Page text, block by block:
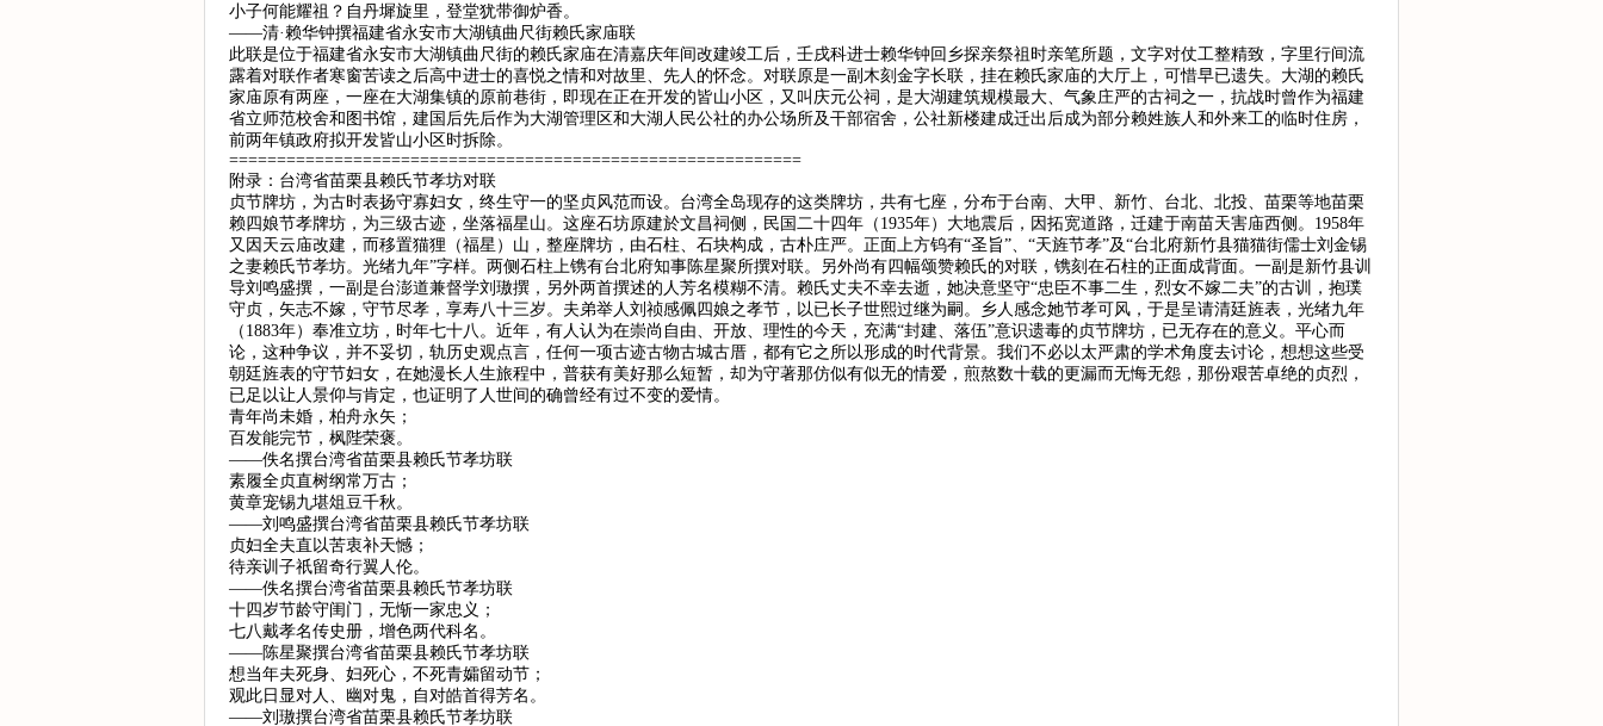
小子何能耀祖？自丹墀旋里，登堂犹带御炉香。
——清·赖华钟撰福建省永安市大湖镇曲尺街赖氏家庙联
此联是位于福建省永安市大湖镇曲尺街的赖氏家庙在清嘉庆年间改建竣工后，壬戌科进士赖华钟回乡探亲祭祖时亲笔所题，文字对仗工整精致，字里行间流
露着对联作者寒窗苦读之后高中进士的喜悦之情和对故里、先人的怀念。对联原是一副木刻金字长联，挂在赖氏家庙的大厅上，可惜早已遗失。大湖的赖氏
家庙原有两座，一座在大湖集镇的原前巷街，即现在正在开发的皆山小区，又叫庆元公祠，是大湖建筑规模最大、气象庄严的古祠之一，抗战时曾作为福建
省立师范校舍和图书馆，建国后先后作为大湖管理区和大湖人民公社的办公场所及干部宿舍，公社新楼建成迁出后成为部分赖姓族人和外来工的临时住房，
前两年镇政府拟开发皆山小区时拆除。
============================================================
附录：台湾省苗栗县赖氏节孝坊对联
贞节牌坊，为古时表扬守寡妇女，终生守一的坚贞风范而设。台湾全岛现存的这类牌坊，共有七座，分布于台南、大甲、新竹、台北、北投、苗栗等地苗栗
赖四娘节孝牌坊，为三级古迹，坐落福星山。这座石坊原建於文昌祠侧，民国二十四年（1935年）大地震后，因拓宽道路，迁建于南苗天害庙西侧。1958年
又因天云庙改建，而移置猫狸（福星）山，整座牌坊，由石柱、石块构成，古朴庄严。正面上方钨有“圣旨”、“天旌节孝”及“台北府新竹县猫猫街儒士刘金锡
之妻赖氏节孝坊。光绪九年”字样。两侧石柱上镌有台北府知事陈星聚所撰对联。另外尚有四幅颂赞赖氏的对联，镌刻在石柱的正面成背面。一副是新竹县训
导刘鸣盛撰，一副是台澎道兼督学刘璈撰，另外两首撰述的人芳名模糊不清。赖氏丈夫不幸去逝，她决意坚守“忠臣不事二生，烈女不嫁二夫”的古训，抱璞
守贞，矢志不嫁，守节尽孝，享寿八十三岁。夫弟举人刘祯感佩四娘之孝节，以已长子世熙过继为嗣。乡人感念她节孝可风，于是呈请清廷旌表，光绪九年
（1883年）奉准立坊，时年七十八。近年，有人认为在崇尚自由、开放、理性的今天，充满“封建、落伍”意识遗毒的贞节牌坊，已无存在的意义。平心而
论，这种争议，并不妥切，轨历史观点言，任何一项古迹古物古城古厝，都有它之所以形成的时代背景。我们不必以太严肃的学术角度去讨论，想想这些受
朝廷旌表的守节妇女，在她漫长人生旅程中，普获有美好那么短暂，却为守著那仿似有似无的情爱，煎熬数十载的更漏而无悔无怨，那份艰苦卓绝的贞烈，
已足以让人景仰与肯定，也证明了人世间的确曾经有过不变的爱情。
青年尚未婚，柏舟永矢；
百发能完节，枫陛荣褒。
——佚名撰台湾省苗栗县赖氏节孝坊联
素履全贞直树纲常万古；
黄章宠锡九堪俎豆千秋。
——刘鸣盛撰台湾省苗栗县赖氏节孝坊联
贞妇全夫直以苦衷补天憾；
待亲训子祇留奇行翼人伦。
——佚名撰台湾省苗栗县赖氏节孝坊联
十四岁节龄守闺门，无惭一家忠义；
七八戴孝名传史册，增色两代科名。
——陈星聚撰台湾省苗栗县赖氏节孝坊联
想当年夫死身、妇死心，不死青孀留动节；
观此日显对人、幽对鬼，自对皓首得芳名。
——刘璈撰台湾省苗栗县赖氏节孝坊联